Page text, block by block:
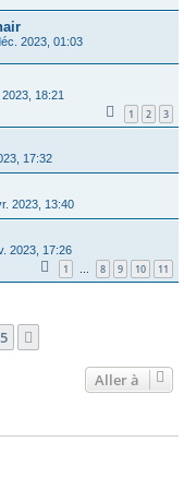
2023, 01:03
18:21
1 2 3
17:32
2023, 13:40
2023, 17:26
1 … 8 9 10 11
5
Aller à